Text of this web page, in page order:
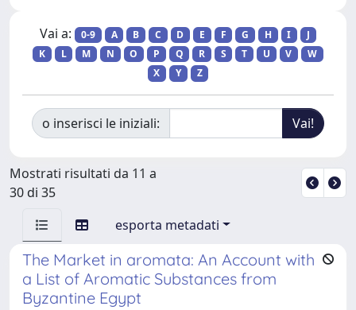
Vai a: 0-9 A B C D E F G H I
J
K
L M N O P Q R S T U V
W
X
Y Z
o inserisci le iniziali:
Mostrati risultati da 11 a
30 di 35
esporta metadati
The Market in aromata: An Account with
a List of Aromatic Substances from
Byzantine Egypt